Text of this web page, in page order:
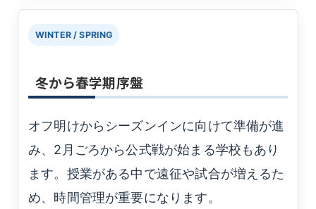
WINTER / SPRING
冬から春学期序盤
オフ明けからシーズンインに向けて準備が進
み、2月ごろから公式戦が始まる学校もあり
ます。授業がある中で遠征や試合が増えるた
め、時間管理が重要になります。